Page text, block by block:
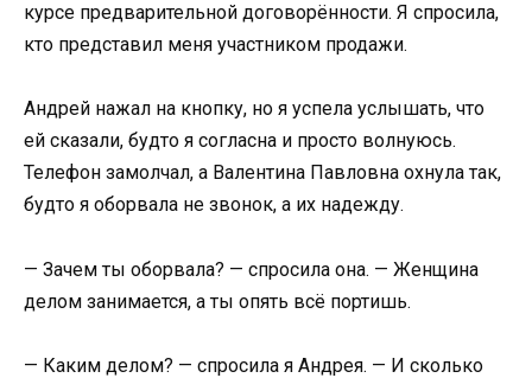
курсе предварительной договорённости. Я спросила,
кто представил меня участником продажи.
Андрей нажал на кнопку, но я успела услышать, что
ей сказали, будто я согласна и просто волнуюсь.
Телефон замолчал, а Валентина Павловна охнула так,
будто я оборвала не звонок, а их надежду.
— Зачем ты оборвала? — спросила она. — Женщина
делом занимается, а ты опять всё портишь.
— Каким делом? — спросила я Андрея. — И сколько